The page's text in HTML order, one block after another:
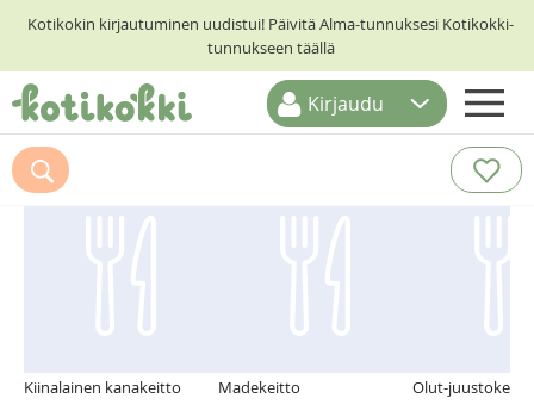
Kotikokin kirjautuminen uudistui! Päivitä Alma-tunnuksesi Kotikokki-
tunnukseen täällä
ETUSIVU
RESEPTIHAKU
Kirjaudu
Suosittelemme myös
Kiinalainen kanakeitto Madekeitto Olut-juustokeitto